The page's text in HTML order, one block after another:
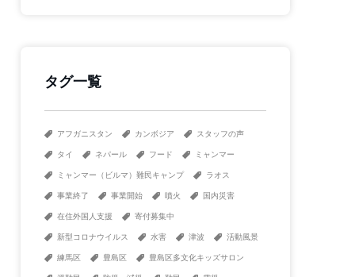
タグ一覧
アフガニスタン カンボジア スタッフの声
タイ ネパール フード ミャンマー
ミャンマー（ビルマ）難民キャンプ ラオス
事業終了 事業開始 噴火 国内災害
在住外国人支援 寄付募集中
新型コロナウイルス 水害 津波 活動風景
練馬区 豊島区 豊島区多文化キッズサロン